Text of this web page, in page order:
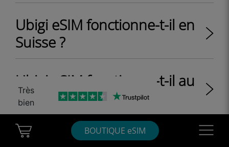
Cart Ubigi BOUTIQUE eSIM
Ubigi eSIM fonctionne-t-il en
Suisse ?
Ubigi eSIM fonctionne-t-il au
Royaume-Uni ?
Ubigi eSIM fonctionne-t-il au
Très
bien